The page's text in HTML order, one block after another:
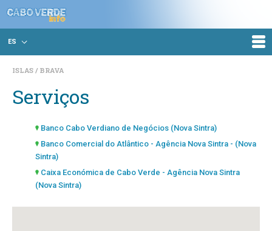
ES
ISLAS BRAVA
Serviços
Banco Cabo Verdiano de Negócios (Nova Sintra)
Banco Comercial do Atlântico - Agência Nova Sintra - (Nova
Sintra)
Caixa Económica de Cabo Verde - Agência Nova Sintra
(Nova Sintra)